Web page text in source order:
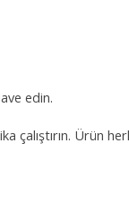
edin.
çalıştırın.